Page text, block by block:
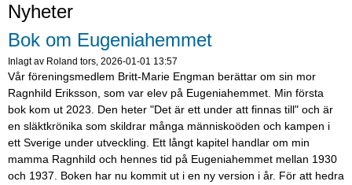
Nyheter
Bok om Eugeniahemmet
Inlagt av Roland tors, 2026-01-01 13:57
Vår föreningsmedlem Britt-Marie Engman berättar om sin mor
Ragnhild Eriksson, som var elev på Eugeniahemmet. Min första
bok kom ut 2023. Den heter "Det är ett under att finnas till" och är
en släktkrönika som skildrar många människoöden och kampen i
ett Sverige under utveckling. Ett långt kapitel handlar om min
mamma Ragnhild och hennes tid på Eugeniahemmet mellan 1930
och 1937. Boken har nu kommit ut i en ny version i år. För att hedra